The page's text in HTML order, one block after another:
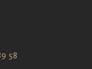
58